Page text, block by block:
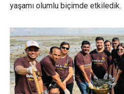
yaşamı olumlu biçimde etkiledik.